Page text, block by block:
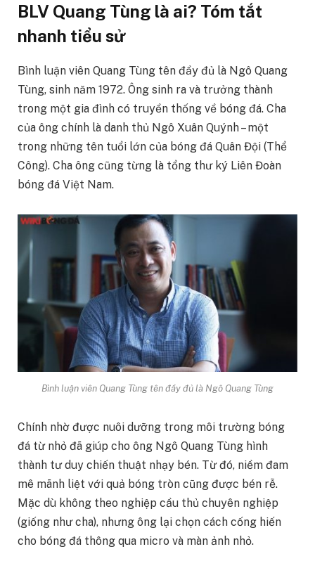
BLV Quang Tùng là ai? Tóm tắt
nhanh tiểu sử
Bình luận viên Quang Tùng tên đầy đủ là Ngô Quang
Tùng, sinh năm 1972. Ông sinh ra và trưởng thành
trong một gia đình có truyền thống về bóng đá. Cha
của ông chính là danh thủ Ngô Xuân Quýnh – một
trong những tên tuổi lớn của bóng đá Quân Đội (Thể
Công). Cha ông cũng từng là tổng thư ký Liên Đoàn
bóng đá Việt Nam.
Bình luận viên Quang Tùng tên đầy đủ là Ngô Quang Tùng
Chính nhờ được nuôi dưỡng trong môi trường bóng
đá từ nhỏ đã giúp cho ông Ngô Quang Tùng hình
thành tư duy chiến thuật nhạy bén. Từ đó, niềm đam
mê mãnh liệt với quả bóng tròn cũng được bén rễ.
Mặc dù không theo nghiệp cầu thủ chuyên nghiệp
(giống như cha), nhưng ông lại chọn cách cống hiến
cho bóng đá thông qua micro và màn ảnh nhỏ.